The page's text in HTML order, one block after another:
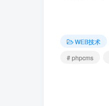
WEB技术
# phpcms